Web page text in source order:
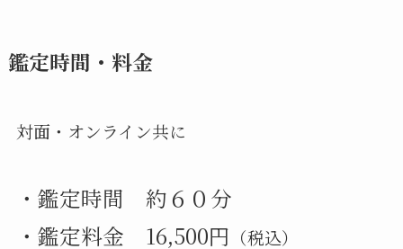
鑑定時間・料金
対面・オンライン共に
・鑑定時間 約６０分
・鑑定料金 16,500円 （税込）